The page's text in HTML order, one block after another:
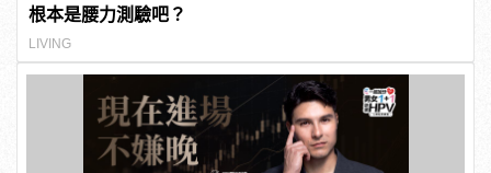
根本是腰力測驗吧？
LIVING